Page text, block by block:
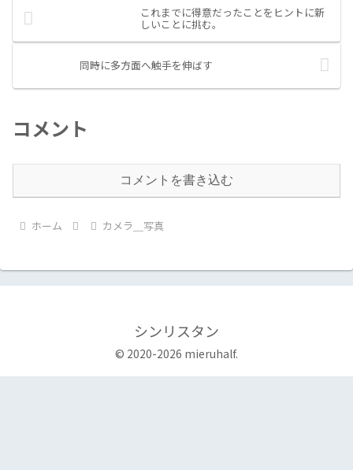
これまでに得意だったことをヒントに新
しいことに挑む。
同時に多方面へ触手を伸ばす
コメント
コメントを書き込む
ホーム カメラ＿写真
シンリスタン
© 2020-2026 mieruhalf.